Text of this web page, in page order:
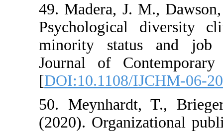
49. Madera, J.
Psychological
minority
Journal of
[DOI:10.1108/
50.
(2020).